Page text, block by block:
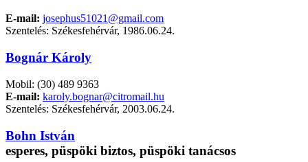
E-mail: josephus51021@gmail.com
Szentelés: Székesfehérvár, 1986.06.24.
Bognár Károly
Mobil: (30) 489 9363
E-mail: karoly.bognar@citromail.hu
Szentelés: Székesfehérvár, 2003.06.24.
Bohn István
esperes, püspöki biztos, püspöki tanácsos